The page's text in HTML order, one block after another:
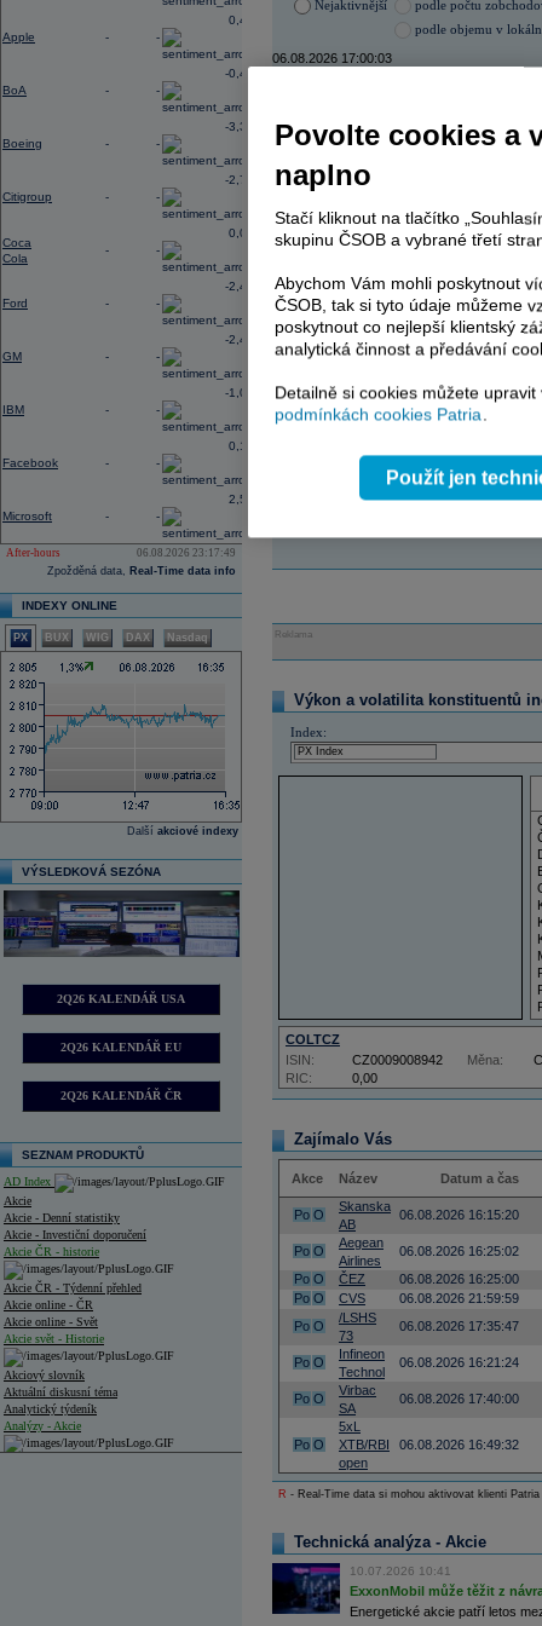
Apple - -
0,45
BoA - -
-0,40
Boeing - -
-3,33
Citigroup - -
-2,78
Coca
Cola
- -
0,02
Ford - -
-2,41
GM - -
-2,49
IBM - -
-1,06
Facebook - -
0,19
Microsoft - -
2,54
After-hours
06.08.2026 23:17:49
Zpožděná data, Real-Time data info
INDEXY ONLINE
PX BUX WIG DAX Nasdaq
Další akciové indexy
VÝSLEDKOVÁ SEZÓNA
2Q26 KALENDÁŘ USA
2Q26 KALENDÁŘ EU
2Q26 KALENDÁŘ ČR
SEZNAM PRODUKTŮ
AD Index
Akcie
Akcie - Denní statistiky
Akcie - Investiční doporučení
Akcie ČR - historie
Akcie ČR - Týdenní přehled
Akcie online - ČR
Akcie online - Svět
Akcie svět - Historie
Akciový slovník
Aktuální diskusní téma
Analytický týdeník
Analýzy - Akcie
Nejaktivnější
podle počtu
podle objemu v
06.08.2026 17:00:03
ČEZ
TMR
PHILIP MORRIS ČR
AD index - vývoj
Region
select
Odeslat
Reklama
Výkon a volatilita konstituentů
Index:
COLTCZ
RIC: 0,00
ISIN: CZ0009008942 Měna:
Zajímalo Vás
Akce Název Datum a čas
Po O
Skanska
AB
06.08.2026 16:15:20
Po O
Aegean
Airlines
06.08.2026 16:25:02
Po O ČEZ
06.08.2026 16:25:00
Po O CVS
06.08.2026 21:59:59
Po O
/LSHS
73
06.08.2026 17:35:47
Po O
Infineon
Technol
06.08.2026 16:21:24
Po O
Virbac
SA
06.08.2026 17:40:00
Po O
5xL
XTB/RBI
open
06.08.2026 16:49:32
R - Real-Time data si mohou aktivovat klienti
Technická analýza - Akcie
10.07.2026 10:41
ExxonMobil může těžit z
Energetické akcie patří letos
Povolte cookies a
naplno
Stačí kliknout na tlačítko
skupinu ČSOB a vybrané třetí
Abychom Vám mohli poskytnout
ČSOB, tak si tyto údaje můžeme
poskytnout co nejlepší klientský
analytická činnost a předávání
Detailně si cookies můžete
podmínkách cookies Patria.
Použít jen